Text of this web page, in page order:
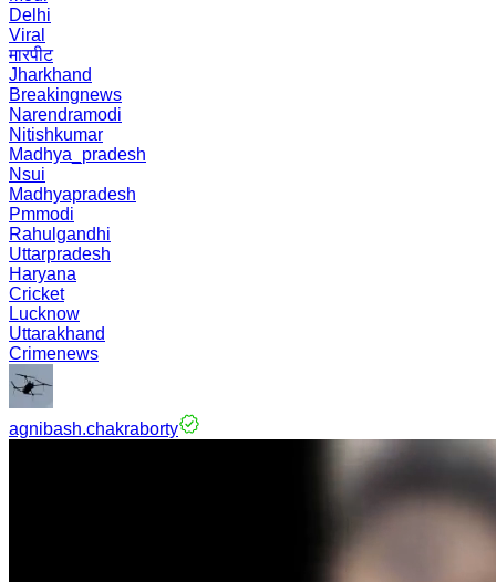
Delhi
Viral
मारपीट
Jharkhand
Breakingnews
Narendramodi
Nitishkumar
Madhya_pradesh
Nsui
Madhyapradesh
Pmmodi
Rahulgandhi
Uttarpradesh
Haryana
Cricket
Lucknow
Uttarakhand
Crimenews
agnibash.chakraborty